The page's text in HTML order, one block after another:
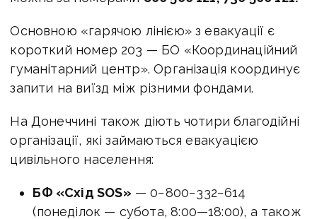
Основною «гарячою лінією» з евакуації є
короткий номер 203 — БО «Координаційний
гуманітарний центр». Організація координує
запити на виїзд між різними фондами.
На Донеччині також діють чотири благодійні
організації, які займаються евакуацією
цивільного населення:
БФ «Схід SOS» — 0−800−332−614
(понеділок — субота,8:00—18:00), а також